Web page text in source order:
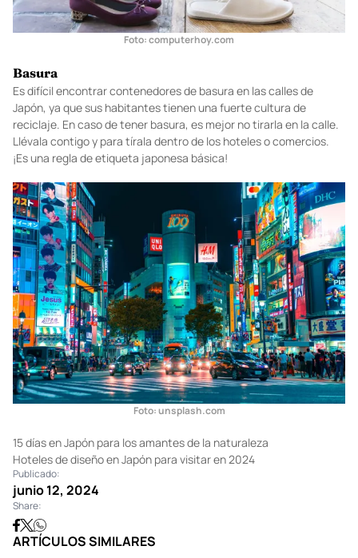
Foto: computerhoy.com
Basura
Es difícil encontrar contenedores de basura en las calles de
Japón, ya que sus habitantes tienen una fuerte cultura de
reciclaje. En caso de tener basura, es mejor no tirarla en la calle.
Llévala contigo y para tírala dentro de los hoteles o comercios.
¡Es una regla de etiqueta japonesa básica!
15 días en Japón para los amantes de la naturaleza
Hoteles de diseño en Japón para visitar en 2024
Publicado: